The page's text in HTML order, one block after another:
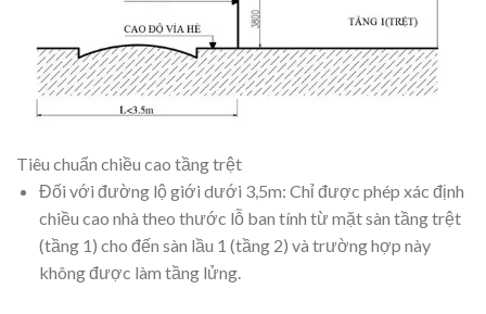
Tiêu chuẩn chiều cao tầng trệt
Đối với đường lộ giới dưới 3,5m: Chỉ được phép xác định
chiều cao nhà theo thước lỗ ban tính từ mặt sàn tầng trệt
(tầng 1) cho đến sàn lầu 1 (tầng 2) và trường hợp này
không được làm tầng lửng.